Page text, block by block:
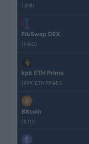
(JDB)
FibSwap DEX
(FIBO)
kpk ETH Prime
(KPK ETH PRIME)
Bitcoin
(BTC)